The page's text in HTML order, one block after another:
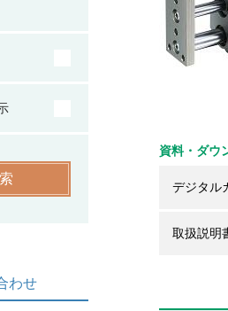
資料・ダウ
デジタル
取扱説明
わせ